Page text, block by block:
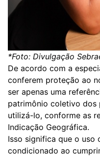
*Foto: Divulgação
De acordo com a
conferem proteção ao
ser apenas uma
patrimônio coletivo dos
utilizá-lo, conforme as
Indicação Geográfica.
Isso significa que o uso
condicionado ao